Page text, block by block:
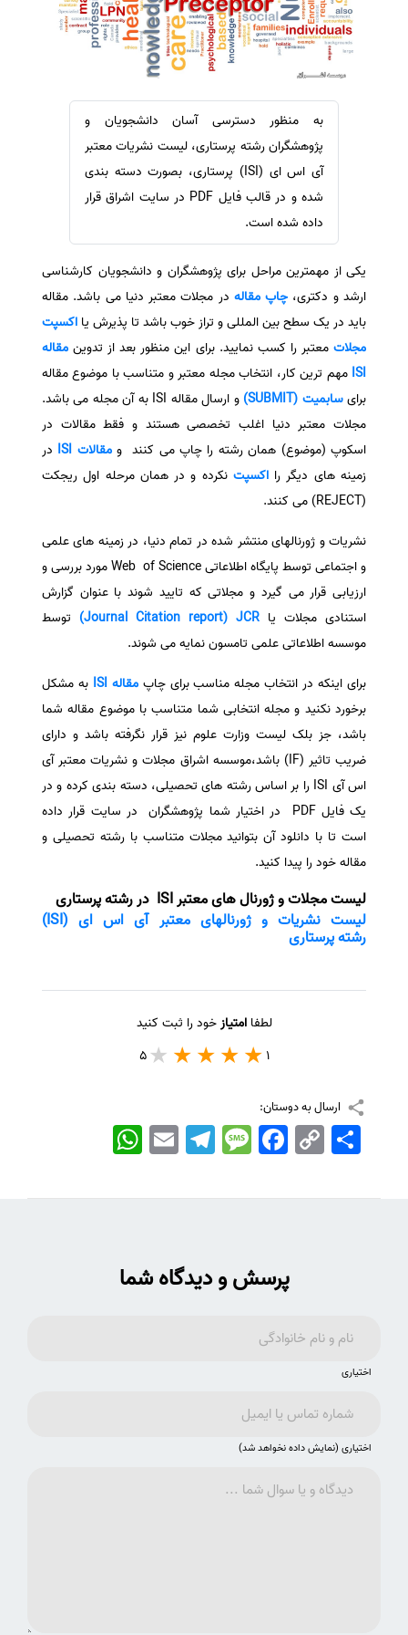
ترجمه عربی به فارسی
مشاهده همه زبان ها
سفارش ویرایش
سفارش پارافریز
سفارش فرمت‌بندی
سفارش کاهش کمیت
سفارش معرفی مجله
سفارش معرفی مقاله
سفارش معرفی کتاب
سفارش چکیده مبسوط
سفارش گویندگی
سفارش تولید محتوا
سفارش ترجمه همزمان
سفارش چکیده گرافیکی
سفارش تهیه کاورلتر
سفارش انگیزه‌نامه‌SOP
به منظور دسترسی آسان دانشجویان و
پژوهشگران رشته پرستاری، لیست نشریات معتبر
آی اس ای (ISI) پرستاری، بصورت دسته بندی
شده و در قالب فایل PDF در سایت اشراق قرار
داده شده است.
یکی از مهمترین مراحل برای پژوهشگران و دانشجویان کارشناسی
ارشد و دکتری، چاپ مقاله در مجلات معتبر دنیا می باشد. مقاله
باید در یک سطح بین المللی و تراز خوب باشد تا پذیرش یا اکسپت
مجلات معتبر را کسب نمایید. برای این منظور بعد از تدوین مقاله
ISI مهم ترین کار، انتخاب مجله معتبر و متناسب با موضوع مقاله
برایسابمیت (SUBMIT)
و ارسال مقاله ISI به آن مجله می باشد.
مجلات معتبر دنیا اغلب تخصصی هستند و فقط مقالات در
اسکوپ (موضوع) همان رشته را چاپ می کنند ومقالات ISI
در
زمینه های دیگر رااکسپت نکرده و در همان مرحله اول ریجکت
(REJECT) می کنند.
نشریات و ژورنالهای منتشر شده در تمام دنیا، در زمینه های علمی
و اجتماعی توسط پایگاه اطلاعاتی Web of Science مورد بررسی و
ارزیابی قرار می گیرد و مجلاتی که تایید شوند با عنوان گزارش
استنادی مجلات یا Journal Citation report) JCR)
توسط
موسسه اطلاعاتی علمی تامسون نمایه می شوند.
برای اینکه در انتخاب مجله مناسب برای چاپمقاله ISI
به مشکل
برخورد نکنید و مجله انتخابی شما متناسب با موضوع مقاله شما
باشد، جز بلک لیست وزارت علوم نیز قرار نگرفته باشد و دارای
ضریب تاثیر (IF) باشد،موسسه اشراق مجلات و نشریات معتبر آی
اس آی ISI را بر اساس رشته های تحصیلی، دسته بندی کرده و در
یک فایل PDF در اختیار شما پژوهشگران در سایت قرار داده
است تا با دانلود آن بتوانید مجلات متناسب با رشته تحصیلی و
مقاله خود را پیدا کنید.
لیست مجلات و ژورنال های معتبر ISI در رشته پرستاری
لیست نشریات و ژورنالهای معتبر آی اس ای (ISI)
رشته پرستاری
لطفاامتیازخود را ثبت کنید
1
5
ارسال به دوستان:
WhatsApp EmailTelegramMessageFacebook Copy
Link
اشتراک
پرسش و دیدگاه شما
اختیاری
اختیاری (نمایش داده نخواهد شد)